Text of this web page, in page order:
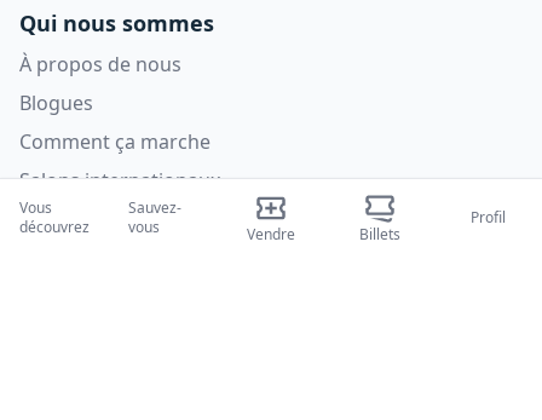
Qui nous sommes
À propos de nous
Blogues
Comment ça marche
Salons internationaux
Programme Créateur
Vous
découvrez
Sauvez-
vous
Vendre Billets
Profil